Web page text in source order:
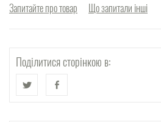
Запитайте про товар Що запитали інші
Поділитися сторінкою в: